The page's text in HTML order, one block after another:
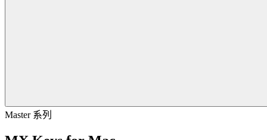
Master 系列